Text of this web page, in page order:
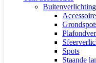
Buitenverlichting
Spots
Staande